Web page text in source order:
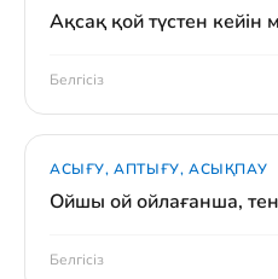
Ақсақ қой түстен
Белгісіз
АСЫҒУ, АПТЫҒУ, АСЫҚПАУ
Ойшы ой ойлағанша,
Белгісіз